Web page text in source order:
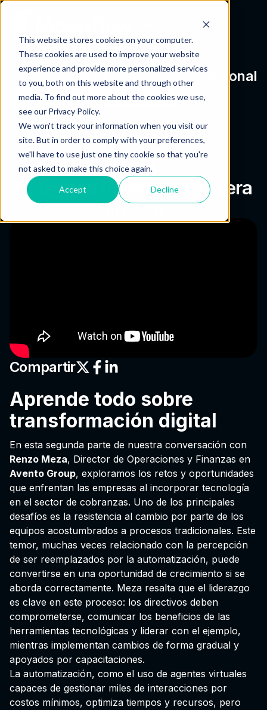
This website stores cookies on your computer.
These cookies are used to improve your website
experience and provide more personalized services
to you, both on this website and through other
media. To find out more about the cookies we use,
see our Privacy Policy.
We won't track your information when you visit our
site. But in order to comply with your preferences,
we'll have to use just one tiny cookie so that you're
not asked to make this choice again.
Accept Decline
Academia de cobranzas profesional
Experts
Cobranza tradicional a la era
fintech
Compartir
Aprende todo sobre
transformación digital
En esta segunda parte de nuestra conversación con
Renzo Meza, Director de Operaciones y Finanzas en
Avento Group, exploramos los retos y oportunidades
que enfrentan las empresas al incorporar tecnología
en el sector de cobranzas. Uno de los principales
desafíos es la resistencia al cambio por parte de los
equipos acostumbrados a procesos tradicionales. Este
temor, muchas veces relacionado con la percepción
de ser reemplazados por la automatización, puede
convertirse en una oportunidad de crecimiento si se
aborda correctamente. Meza resalta que el liderazgo
es clave en este proceso: los directivos deben
comprometerse, comunicar los beneficios de las
herramientas tecnológicas y liderar con el ejemplo,
mientras implementan cambios de forma gradual y
apoyados por capacitaciones.
La automatización, como el uso de agentes virtuales
capaces de gestionar miles de interacciones por
costos mínimos, optimiza tiempos y recursos, pero